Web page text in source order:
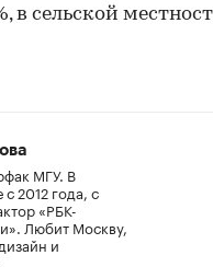
в сельской
МГУ. В
2012 года, с
«РБК-
Любит Москву,
и